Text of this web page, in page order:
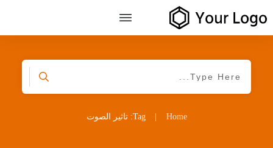
Home
| Tag: تاثير الصوت